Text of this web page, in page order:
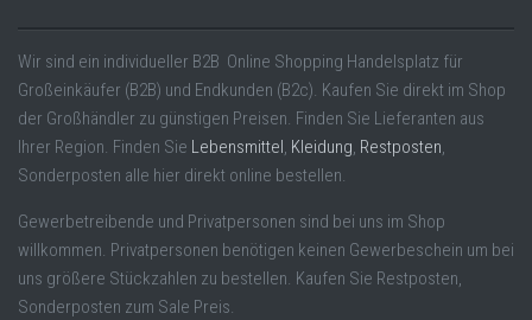
Wir sind ein individueller B2B Online Shopping Handelsplatz für
Großeinkäufer (B2B) und Endkunden (B2c). Kaufen Sie direkt im Shop
der Großhändler zu günstigen Preisen. Finden Sie Lieferanten aus
Ihrer Region. Finden Sie Lebensmittel, Kleidung, Restposten,
Sonderposten alle hier direkt online bestellen.
Gewerbetreibende und Privatpersonen sind bei uns im Shop
willkommen. Privatpersonen benötigen keinen Gewerbeschein um bei
uns größere Stückzahlen zu bestellen. Kaufen Sie Restposten,
Sonderposten zum Sale Preis.